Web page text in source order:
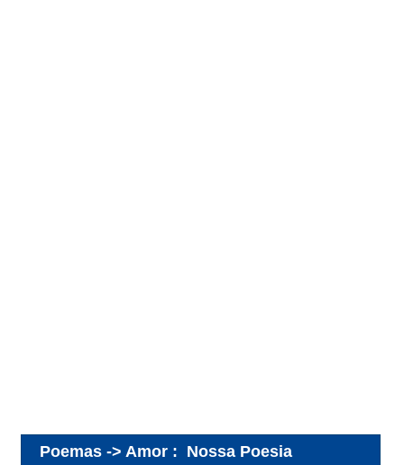
Poemas -> Amor : Nossa Poesia